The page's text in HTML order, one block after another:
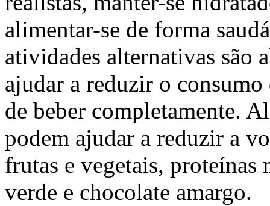
alimentar-se de forma
atividades alternativas são
ajudar a reduzir o
de beber completamente.
podem ajudar a reduzir a
frutas e vegetais, proteínas
verde e chocolate amargo.